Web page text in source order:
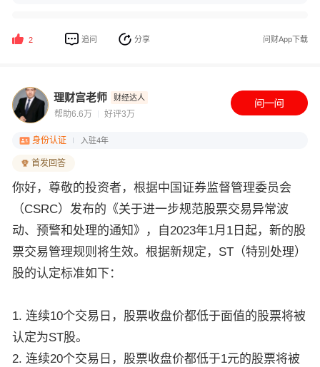
2 追问 分享 问财App下载
理财宫老师 财经达人
帮助6.6万 好评3万
身份认证 入驻4年
首发回答
你好，尊敬的投资者，根据中国证券监督管理委员会
（CSRC）发布的《关于进一步规范股票交易异常波
动、预警和处理的通知》，自2023年1月1日起，新的股
票交易管理规则将生效。根据新规定，ST（特别处理）
股的认定标准如下：
1. 连续10个交易日，股票收盘价都低于面值的股票将被
认定为ST股。
2. 连续20个交易日，股票收盘价都低于1元的股票将被